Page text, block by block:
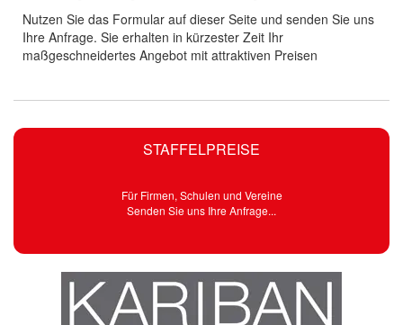
STAFFELPREISE
Für Firmen, Schulen und Vereine
Senden Sie uns Ihre Anfrage...
Nutzen Sie das Formular auf dieser Seite und senden Sie uns
Ihre Anfrage. Sie erhalten in kürzester Zeit Ihr
maßgeschneidertes Angebot mit attraktiven Preisen